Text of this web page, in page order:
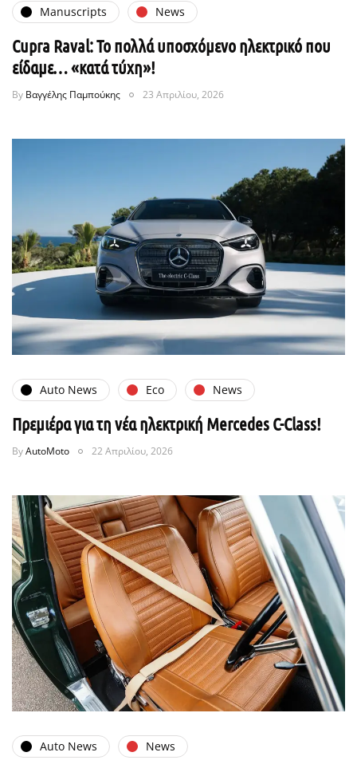
Manuscripts News
Cupra Raval: Το πολλά υποσχόμενο ηλεκτρικό που
είδαμε… «κατά τύχη»!
By Βαγγέλης Παμπούκης 23 Απριλίου, 2026
Auto News Eco News
Πρεμιέρα για τη νέα ηλεκτρική Mercedes C-Class!
ByAutoMoto 22 Απριλίου, 2026
Auto News News